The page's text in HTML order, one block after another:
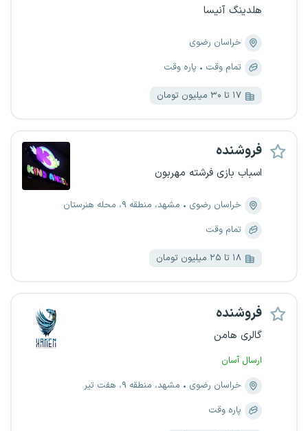
هلدینگ آنیسا
خراسان رضوی
تمام وقت
پاره وقت
۱۷ تا ۳۰ میلیون تومان
فروشنده
اسباب بازی فرشته مهربون
خراسان رضوی
مشهد، منطقه ۹، محله هنرستان
تمام وقت
۱۸ تا ۲۵ میلیون تومان
فروشنده
گالری هامن
ارسال آسان
خراسان رضوی
مشهد، منطقه ۹، هفت تیر
پاره وقت